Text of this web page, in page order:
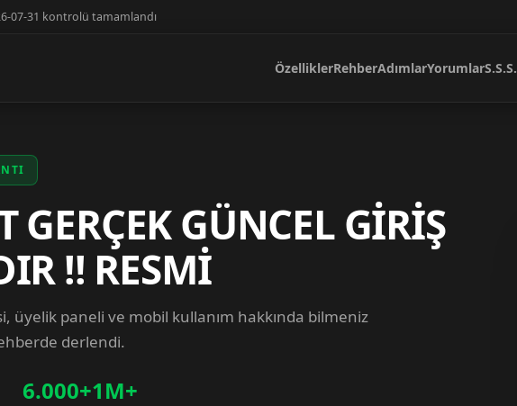
07-31 kontrolü tamamlandı
ÖzelliklerRehberAdımlarYorumlarS.S.S.
GERÇEK GÜNCEL GİRİŞ
!! RESMİ
üyelik paneli ve mobil kullanım hakkında bilmeniz
derlendi.
6.000+1M+